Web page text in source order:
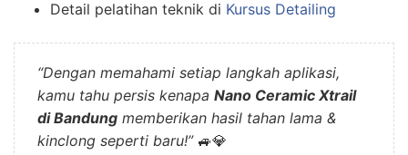
Detail pelatihan teknik di Kursus Detailing
“Dengan memahami setiap langkah aplikasi,
kamu tahu persis kenapa Nano Ceramic Xtrail
di Bandung memberikan hasil tahan lama &
kinclong seperti baru!”🚙💎